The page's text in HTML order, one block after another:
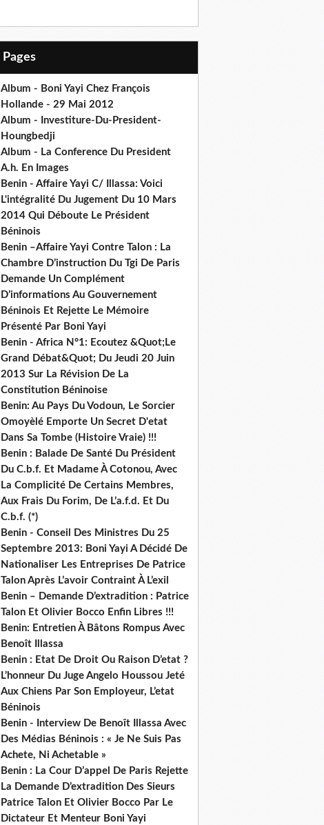
Pages
Album - Boni Yayi Chez François
Hollande - 29 Mai 2012
Album - Investiture-Du-President-
Houngbedji
Album - La Conference Du President
A.h. En Images
Benin - Affaire Yayi C/ Illassa: Voici
L'intégralité Du Jugement Du 10 Mars
2014 Qui Déboute Le Président
Béninois
Benin –Affaire Yayi Contre Talon : La
Chambre D’instruction Du Tgi De Paris
Demande Un Complément
D’informations Au Gouvernement
Béninois Et Rejette Le Mémoire
Présenté Par Boni Yayi
Benin - Africa N°1: Ecoutez &Quot;Le
Grand Débat&Quot; Du Jeudi 20 Juin
2013 Sur La Révision De La
Constitution Béninoise
Benin: Au Pays Du Vodoun, Le Sorcier
Omoyèlé Emporte Un Secret D'etat
Dans Sa Tombe (Histoire Vraie) !!!
Benin : Balade De Santé Du Président
Du C.b.f. Et Madame À Cotonou, Avec
La Complicité De Certains Membres,
Aux Frais Du Forim, De L’a.f.d. Et Du
C.b.f. (*)
Benin - Conseil Des Ministres Du 25
Septembre 2013: Boni Yayi A Décidé De
Nationaliser Les Entreprises De Patrice
Talon Après L’avoir Contraint À L’exil
Benin – Demande D’extradition : Patrice
Talon Et Olivier Bocco Enfin Libres !!!
Benin: Entretien À Bâtons Rompus Avec
Benoît Illassa
Benin : Etat De Droit Ou Raison D’etat ?
L’honneur Du Juge Angelo Houssou Jeté
Aux Chiens Par Son Employeur, L’etat
Béninois
Benin - Interview De Benoît Illassa Avec
Des Médias Béninois : « Je Ne Suis Pas
Achete, Ni Achetable »
Benin : La Cour D’appel De Paris Rejette
La Demande D’extradition Des Sieurs
Patrice Talon Et Olivier Bocco Par Le
Dictateur Et Menteur Boni Yayi